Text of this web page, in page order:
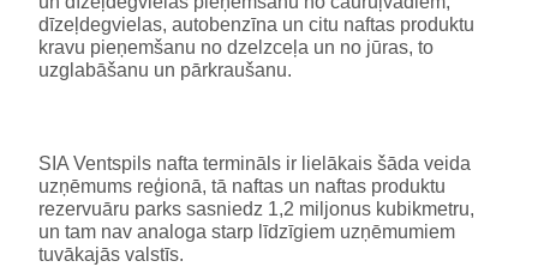
dīzeļdegvielas, autobenzīna un citu naftas produktu
kravu pieņemšanu no dzelzceļa un no jūras, to
uzglabāšanu un pārkraušanu.
SIA Ventspils nafta termināls ir lielākais šāda veida
uzņēmums reģionā, tā naftas un naftas produktu
rezervuāru parks sasniedz 1,2 miljonus kubikmetru,
un tam nav analoga starp līdzīgiem uzņēmumiem
tuvākajās valstīs.